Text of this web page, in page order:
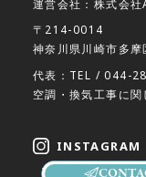
運営会社：株式会
〒214-0014
神奈川県川崎市多
代表：TEL / 044-
空調・換気工事に
INSTAGRAM
空調換気のお悩